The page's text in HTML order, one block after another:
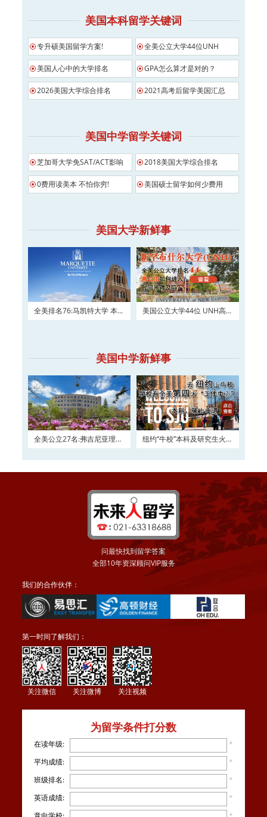
美国本科留学关键词
专升硕美国留学方案! 全美公立大学44位UNH
美国人心中的大学排名 GPA怎么算才是对的？
2026美国大学综合排名 2021高考后留学美国汇总
美国中学留学关键词
芝加哥大学免SAT/ACT影响 2018美国大学综合排名
0费用读美本 不怕你穷! 美国硕士留学如何少费用
美国大学新鲜事
全美排名76:马凯特大学 本科
美国公立大学44位 UNH高三
美国中学新鲜事
全美公立27名:弗吉尼亚理工
纽约“牛校”本科及研究生火热
问最快找到留学答案
全部10年资深顾问VIP服务
我们的合作伙伴：
第一时间了解我们：
关注微信 关注微博 关注视频
为留学条件打分数
在读年级:
*
平均成绩:
*
班级排名:
*
英语成绩:
*